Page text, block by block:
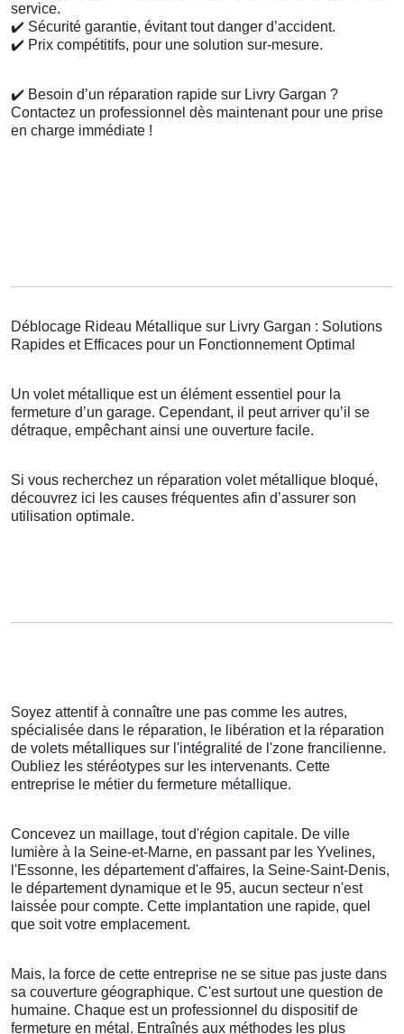
service.
✔️ Sécurité garantie, évitant tout danger d’accident.
✔️ Prix compétitifs, pour une solution sur-mesure.
✔️ Besoin d’un réparation rapide sur Livry Gargan ?
Contactez un professionnel dès maintenant pour une prise
en charge immédiate !
Déblocage Rideau Métallique sur Livry Gargan : Solutions
Rapides et Efficaces pour un Fonctionnement Optimal
Un volet métallique est un élément essentiel pour la
fermeture d’un garage. Cependant, il peut arriver qu’il se
détraque, empêchant ainsi une ouverture facile.
Si vous recherchez un réparation volet métallique bloqué,
découvrez ici les causes fréquentes afin d’assurer son
utilisation optimale.
Soyez attentif à connaître une pas comme les autres,
spécialisée dans le réparation, le libération et la réparation
de volets métalliques sur l'intégralité de l'zone francilienne.
Oubliez les stéréotypes sur les intervenants. Cette
entreprise le métier du fermeture métallique.
Concevez un maillage, tout d'région capitale. De ville
lumière à la Seine-et-Marne, en passant par les Yvelines,
l'Essonne, les département d'affaires, la Seine-Saint-Denis,
le département dynamique et le 95, aucun secteur n'est
laissée pour compte. Cette implantation une rapide, quel
que soit votre emplacement.
Mais, la force de cette entreprise ne se situe pas juste dans
sa couverture géographique. C'est surtout une question de
humaine. Chaque est un professionnel du dispositif de
fermeture en métal. Entraînés aux méthodes les plus